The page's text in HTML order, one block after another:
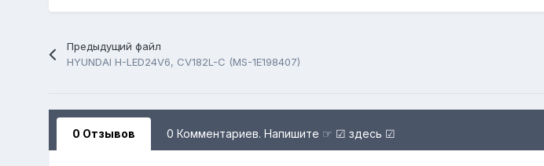
Предыдущий файл
HYUNDAI H-LED24V6, CV182L-C (MS-1E198407)
0 Отзывов 0 Комментариев. Напишите ☞ ☑ здесь ☑